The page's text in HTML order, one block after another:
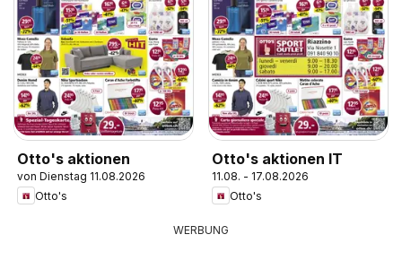
Otto's aktionen
von Dienstag 11.08.2026
Otto's
Otto's aktionen IT
11.08. - 17.08.2026
Otto's
WERBUNG